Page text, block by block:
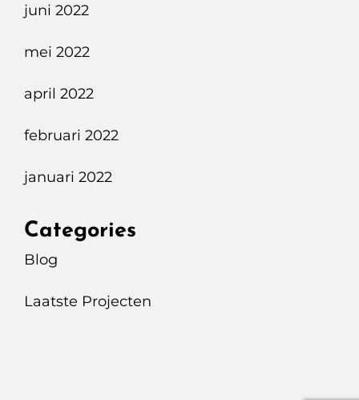
juni 2022
mei 2022
april 2022
februari 2022
januari 2022
Categories
Blog
Laatste Projecten